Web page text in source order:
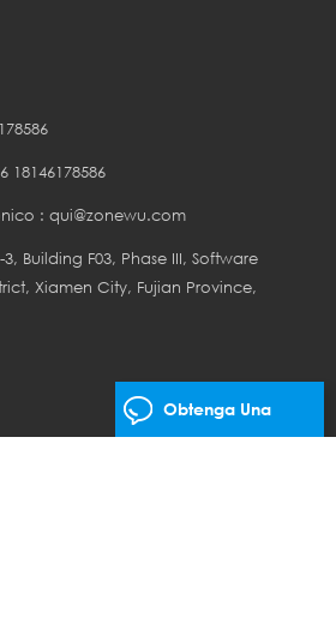
18146178586
: qui@zonewu.com
Building F03, Phase III, Software
Xiamen City, Fujian Province,
Obtenga Una